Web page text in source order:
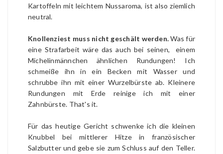
Kartoffeln mit leichtem Nussaroma, ist also ziemlich
neutral.
Knollenziest muss nicht geschält werden.Was für
eine Strafarbeit wäre das auch bei seinen, einem
Michelinmännchen ähnlichen Rundungen! Ich
schmeiße ihn in ein Becken mit Wasser und
schrubbe ihn mit einer Wurzelbürste ab. Kleinere
Rundungen mit Erde reinige ich mit einer
Zahnbürste. That's it.
Für das heutige Gericht schwenke ich die kleinen
Knubbel bei mittlerer Hitze in französischer
Salzbutter und gebe sie zum Schluss auf den Teller.